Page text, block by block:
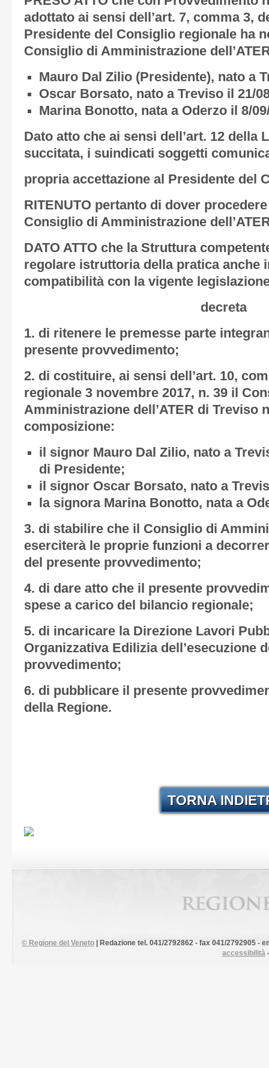
adottato ai sensi dell’art. 7, comma 3,
Presidente del Consiglio regionale ha
Consiglio di Amministrazione
Mauro Dal Zilio (Presidente), nato a
Oscar Borsato, nato a Treviso il 21/
Marina Bonotto, nata a Oderzo il 8/
Dato atto che ai sensi dell’art. 12 della
succitata, i suindicati soggetti
propria accettazione al Presidente del
RITENUTO pertanto di dover
Consiglio di Amministrazione
DATO ATTO che la Struttura
regolare istruttoria della pratica anche
compatibilità con la vigente
decreta
1. di ritenere le premesse parte
presente provvedimento;
2. di costituire, ai sensi dell’art. 10,
regionale 3 novembre 2017, n. 39 il
Amministrazione dell’ATER di Treviso
composizione:
il signor Mauro Dal Zilio, nato a
di Presidente;
il signor Oscar Borsato, nato a
la signora Marina Bonotto, nata a
3. di stabilire che il Consiglio di
eserciterà le proprie funzioni a
del presente provvedimento;
4. di dare atto che il presente
spese a carico del bilancio regionale;
5. di incaricare la Direzione Lavori
Organizzativa Edilizia dell’esecuzione
provvedimento;
6. di pubblicare il presente
della Regione.
TORNA
© Regione del Veneto
| Redazione tel. 041/2792862 - fax 041/2792905 -
accessibilità